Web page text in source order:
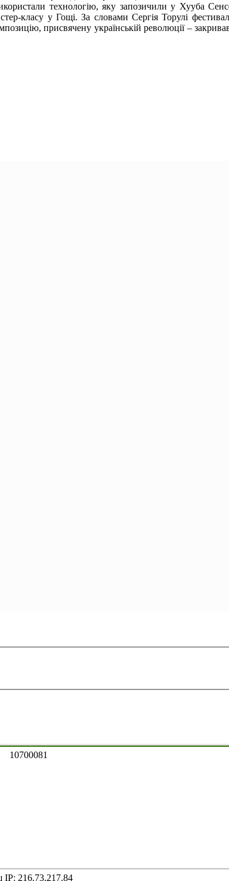
технологію, яку запозичили у Хууба
класу у Гощі. За словами Сергія Торулі
присвячену українській революції –
10700081
IP: 216.73.217.84